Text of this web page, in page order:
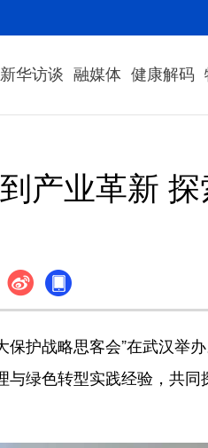
新华访谈 融媒体 健康解码
产业革新
护战略思客会”在武汉举
绿色转型实践经验，共同